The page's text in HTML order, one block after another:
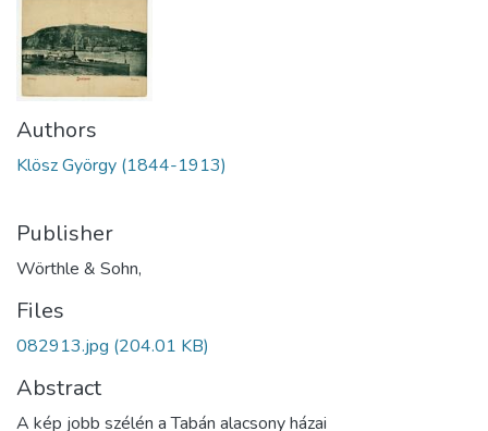
Authors
Klösz György (1844-1913)
Publisher
Wörthle & Sohn,
Files
082913.jpg (204.01 KB)
Abstract
A kép jobb szélén a Tabán alacsony házai